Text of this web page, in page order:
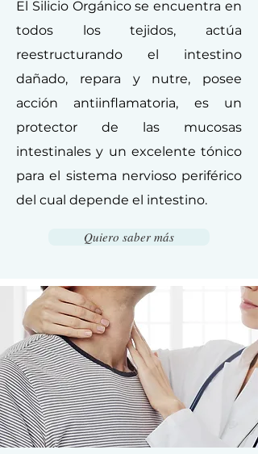
El Silicio Orgánico se encuentra en
todos los tejidos, actúa
reestructurando el intestino
dañado, repara y nutre, posee
acción antiinflamatoria, es un
protector de las mucosas
intestinales y un excelente tónico
para el sistema nervioso periférico
del cual depende el intestino.
Quiero saber más